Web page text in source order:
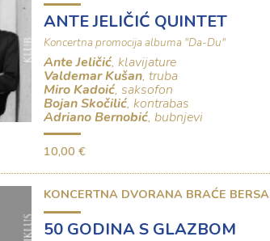
ANTE JELIČIĆ QUINTET
Koncertna promocija albuma "Da-Du"
Ante Jeličić, klavijature
Valdemar Kušan, truba
Miro Kadoić, saksofon
Bojan Skočilić, kontrabas
Adriano Bernobić, bubnjevi
10,00 €
KONCERTNA DVORANA BRAĆE BERSA
50 GODINA S GLAZBOM